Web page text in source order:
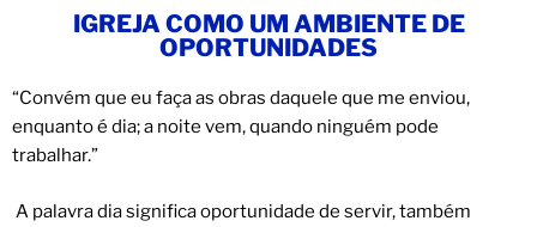
IGREJA COMO UM AMBIENTE DE
OPORTUNIDADES
“Convém que eu faça as obras daquele que me enviou,
enquanto é dia; a noite vem, quando ninguém pode
trabalhar.”
A palavra dia significa oportunidade de servir, também